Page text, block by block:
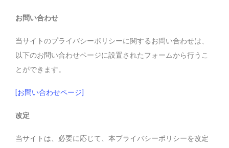
お問い合わせ
当サイトのプライバシーポリシーに関するお問い合わせは、
以下のお問い合わせページに設置されたフォームから行うこ
とができます。
[お問い合わせページ]
改定
当サイトは、必要に応じて、本プライバシーポリシーを改定